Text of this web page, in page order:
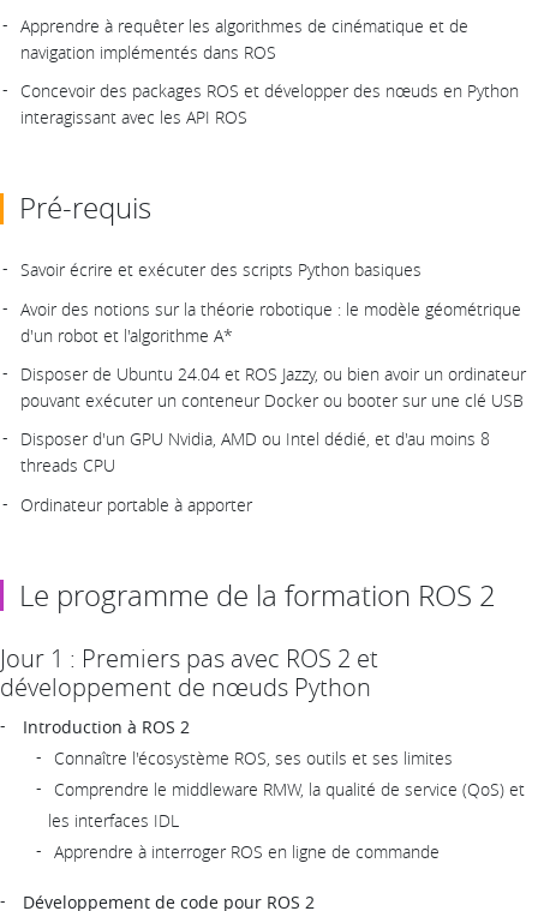
Apprendre à requêter les algorithmes de cinématique et de
navigation implémentés dans ROS
Concevoir des packages ROS et développer des nœuds en Python
interagissant avec les API ROS
Pré-requis
Savoir écrire et exécuter des scripts Python basiques
Avoir des notions sur la théorie robotique : le modèle géométrique
d'un robot et l'algorithme A*
Disposer de Ubuntu 24.04 et ROS Jazzy, ou bien avoir un ordinateur
pouvant exécuter un conteneur Docker ou booter sur une clé USB
Disposer d'un GPU Nvidia, AMD ou Intel dédié, et d'au moins 8
threads CPU
Ordinateur portable à apporter
Le programme de la formation ROS 2
Jour 1 : Premiers pas avec ROS 2 et
développement de nœuds Python
Introduction à ROS 2
Connaître l'écosystème ROS, ses outils et ses limites
Comprendre le middleware RMW, la qualité de service (QoS) et
les interfaces IDL
Apprendre à interroger ROS en ligne de commande
Développement de code pour ROS 2